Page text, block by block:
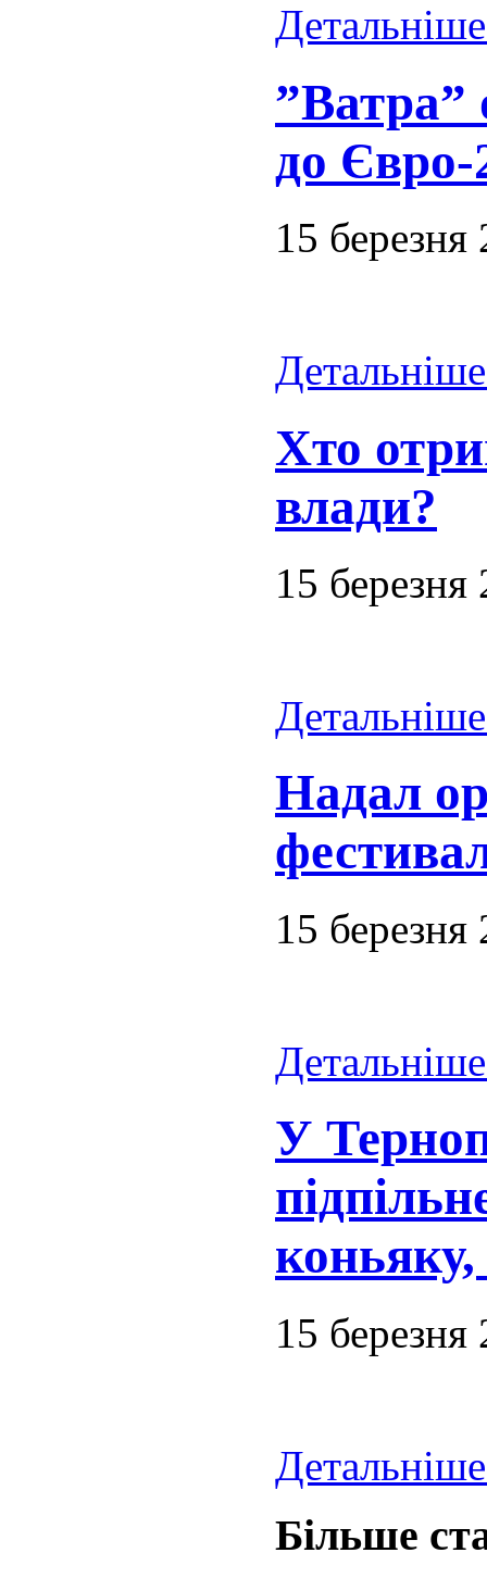
”Ватра”
до Євро-
15 березня
Хто
влади?
15 березня
Надал
15 березня
У
15 березня
Більше